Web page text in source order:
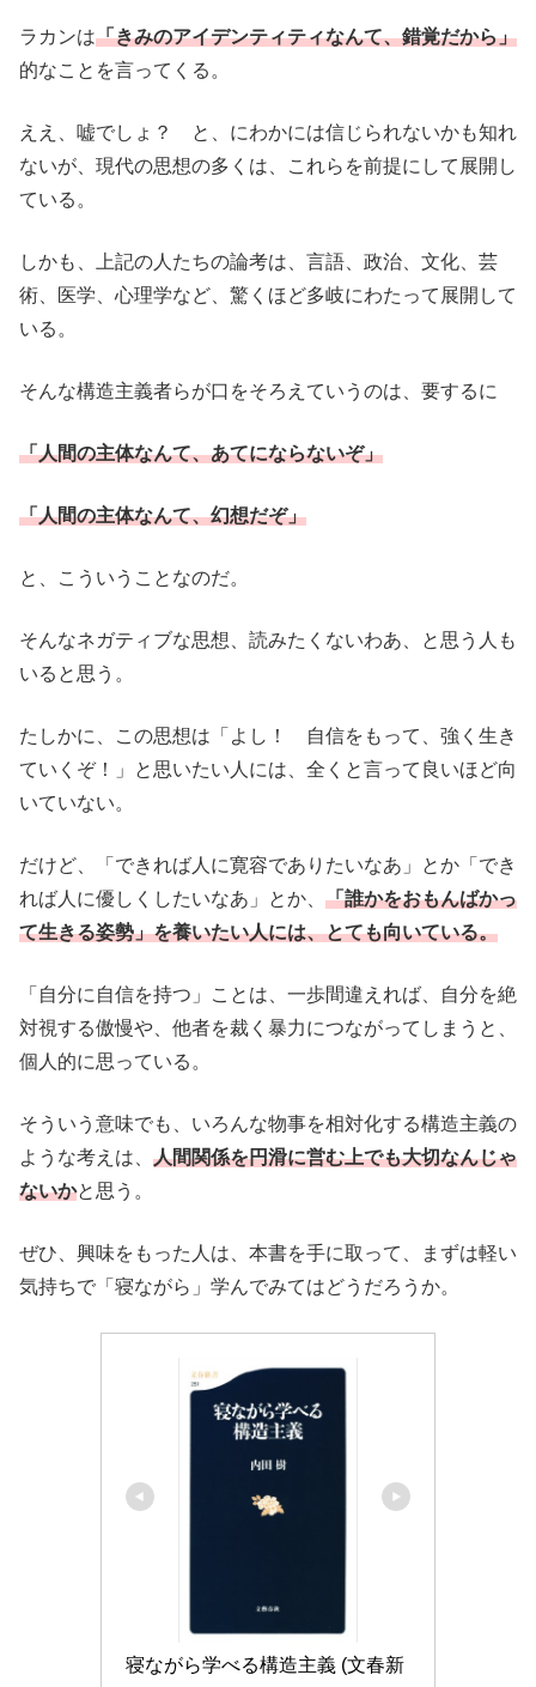
ラカンは「きみのアイデンティティなんて、錯覚だから」
的なことを言ってくる。
ええ、嘘でしょ？ と、にわかには信じられないかも知れ
ないが、現代の思想の多くは、これらを前提にして展開し
ている。
しかも、上記の人たちの論考は、言語、政治、文化、芸
術、医学、心理学など、驚くほど多岐にわたって展開して
いる。
そんな構造主義者らが口をそろえていうのは、要するに
「人間の主体なんて、あてにならないぞ」
「人間の主体なんて、幻想だぞ」
と、こういうことなのだ。
そんなネガティブな思想、読みたくないわあ、と思う人も
いると思う。
たしかに、この思想は「よし！ 自信をもって、強く生き
ていくぞ！」と思いたい人には、全くと言って良いほど向
いていない。
だけど、「できれば人に寛容でありたいなあ」とか「でき
れば人に優しくしたいなあ」とか、 「誰かをおもんばかっ
て生きる姿勢」を養いたい人には、とても向いている。
「自分に自信を持つ」ことは、一歩間違えれば、自分を絶
対視する傲慢や、他者を裁く暴力につながってしまうと、
個人的に思っている。
そういう意味でも、いろんな物事を相対化する構造主義の
ような考えは、 人間関係を円滑に営む上でも大切なんじゃ
ないかと思う。
ぜひ、興味をもった人は、本書を手に取って、まずは軽い
気持ちで「寝ながら」学んでみてはどうだろうか。
寝ながら学べる構造主義 (文春新